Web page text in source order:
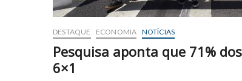
DESTAQUE ECONOMIA NOTÍCIAS
Pesquisa aponta que 71%
6×1